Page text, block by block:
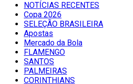
NOTÍCIAS RECENTES
Copa 2026
SELEÇÃO BRASILEIRA
Apostas
Mercado da Bola
FLAMENGO
SANTOS
PALMEIRAS
CORINTHIANS